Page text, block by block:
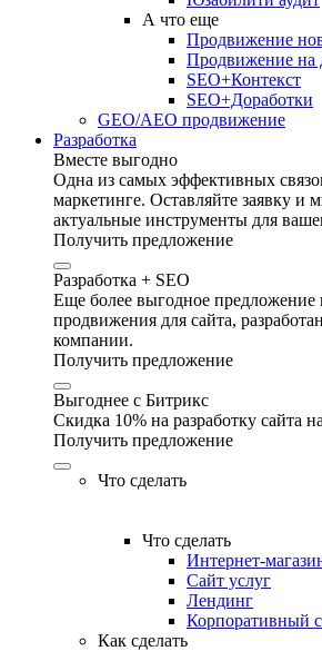
А что еще
Продвижение
Продвижение на
SEO+Контекст
SEO+Доработки
GEO/AEO продвижение
Разработка
Вместе выгодно
Одна из самых эффективных
маркетинге. Оставляйте заявку и
актуальные инструменты для
Получить предложение
Разработка + SEO
Еще более выгодное предложение
продвижения для сайта,
компании.
Получить предложение
Выгоднее с Битрикс
Скидка 10% на разработку сайта
Получить предложение
Что сделать
Что сделать
Интернет-
Сайт услуг
Лендинг
Корпоративный
Как сделать